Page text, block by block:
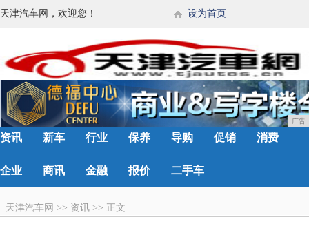
天津汽车网，欢迎您！ 设为首页
广告
资讯 新车 行业 保养 导购 促销 消费
企业 商讯 金融 报价 二手车
天津汽车网 >> 资讯 >> 正文